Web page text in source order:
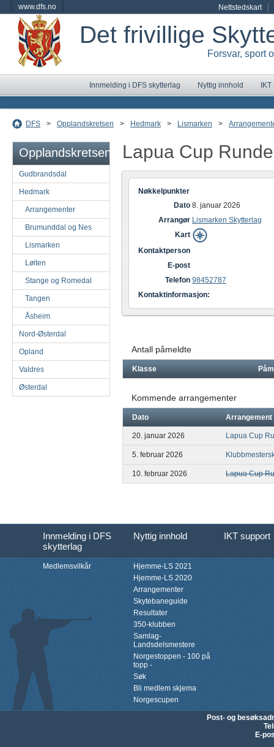
www.dfs.no Nettstedskart
Det frivillige
Forsvar, sport
Innmelding i DFS skytterlag Nyttig innhold
DFS > Opplandskretsen > Hedmark > Lismarken >
Opplandskretsen
Gudbrandsdal
Hedmark
Arrangementer
Brumunddal og Nes
Lismarken
Løiten
Stange og Romedal
Tangen
Åsheim
Nord-Østerdal
Opland
Valdres
Østerdal
Lapua Cup
Nøkkelpunkter
Dato 8. januar 2026
Arrangør Lismarken Skytterlag
Kart
Kontaktperson
E-post
Telefon 98452787
Kontaktinformasjon:
Antall påmeldte
Klasse
Kommende arrangementer
Dato Arrangement
20. januar 2026 Lapua Cup
5. februar 2026
10. februar 2026 Lapua Cup
Innmelding i DFS
skytterlag
Nyttig innhold IKT support
Medlemsvilkår
Hjemme-LS 2021
Hjemme-LS 2020
Arrangementer
Skytebaneguide
Resultater
350-klubben
Samlag-
Landsdelsmestere
Norgestoppen - 100 på
topp -
Søk
Bli medlem skjema
Norgescupen
Post- og
E-